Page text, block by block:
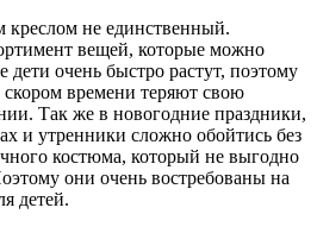
не единственный.
вещей, которые можно
дети очень быстро растут, поэтому
времени теряют свою
Так же в новогодние праздники,
и утренники сложно обойтись без
костюма, который не выгодно
они очень востребованы на
детей.